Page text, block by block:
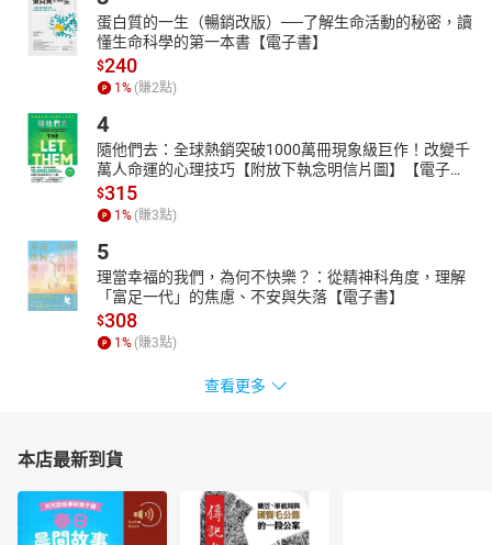
蛋白質的一生（暢銷改版）──了解生命活動的秘密，讀
懂生命科學的第一本書【電子書】
$240
1 % (賺2點)
4
隨他們去：全球熱銷突破1000萬冊現象級巨作！改變千
萬人命運的心理技巧【附放下執念明信片圖】【電子
書】
$315
1 % (賺3點)
5
理當幸福的我們，為何不快樂？：從精神科角度，理解
「富足一代」的焦慮、不安與失落【電子書】
$308
1 % (賺3點)
查看更多
本店最新到貨